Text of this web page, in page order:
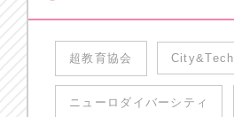
超教育協会 City&Tech
ニューロダイバーシティ